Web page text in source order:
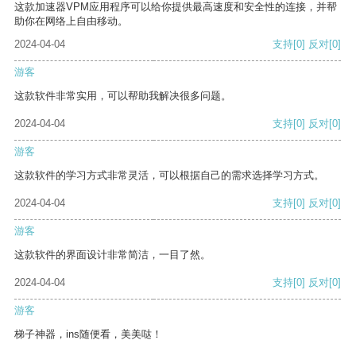
这款加速器VPM应用程序可以给你提供最高速度和安全性的连接，并帮
助你在网络上自由移动。
2024-04-04
支持[0] 反对[0]
游客
这款软件非常实用，可以帮助我解决很多问题。
2024-04-04 支持[0] 反对[0]
游客
这款软件的学习方式非常灵活，可以根据自己的需求选择学习方式。
2024-04-04 支持[0] 反对[0]
游客
这款软件的界面设计非常简洁，一目了然。
2024-04-04 支持[0] 反对[0]
游客
梯子神器，ins随便看，美美哒！